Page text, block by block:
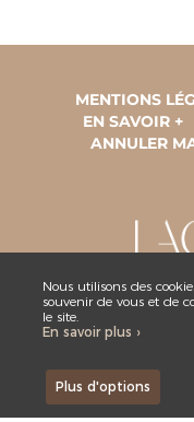
Nous utilisons des
souvenir de vous et de
le site.
En savoir plus ›
Plus d'options
MENTIONS
EN SAVOIR +
ANNULER
webdesign >
vous en ligne, gestion